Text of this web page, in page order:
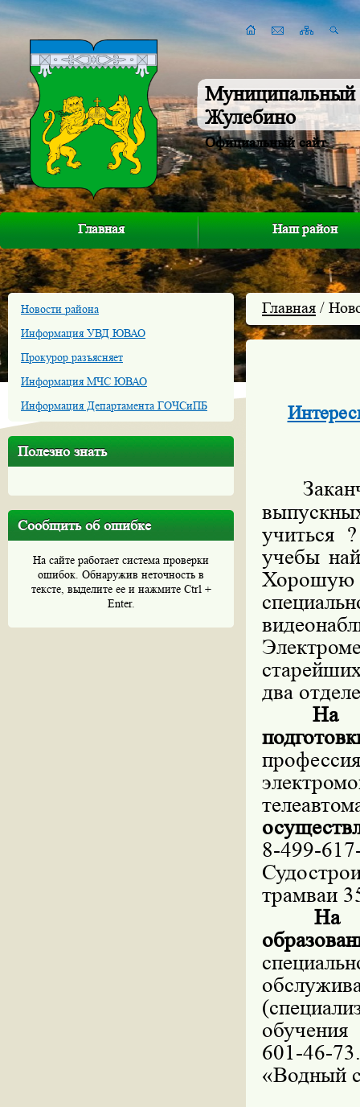
Муниципальный
Жулебино
Официальный сайт
Главная Наш район
Новости района
Информация УВД ЮВАО
Прокурор разъясняет
Информация МЧС ЮВАО
Информация Департамента ГОЧСиПБ
Полезно знать
Сообщить об ошибке
На сайте работает система проверки
ошибок. Обнаружив неточность в
тексте, выделите ее и нажмите Ctrl +
Enter.
Главная /
учиться
учебы
Хорошую
два
На
8-499-
трамваи
На
601-46-
«Водный